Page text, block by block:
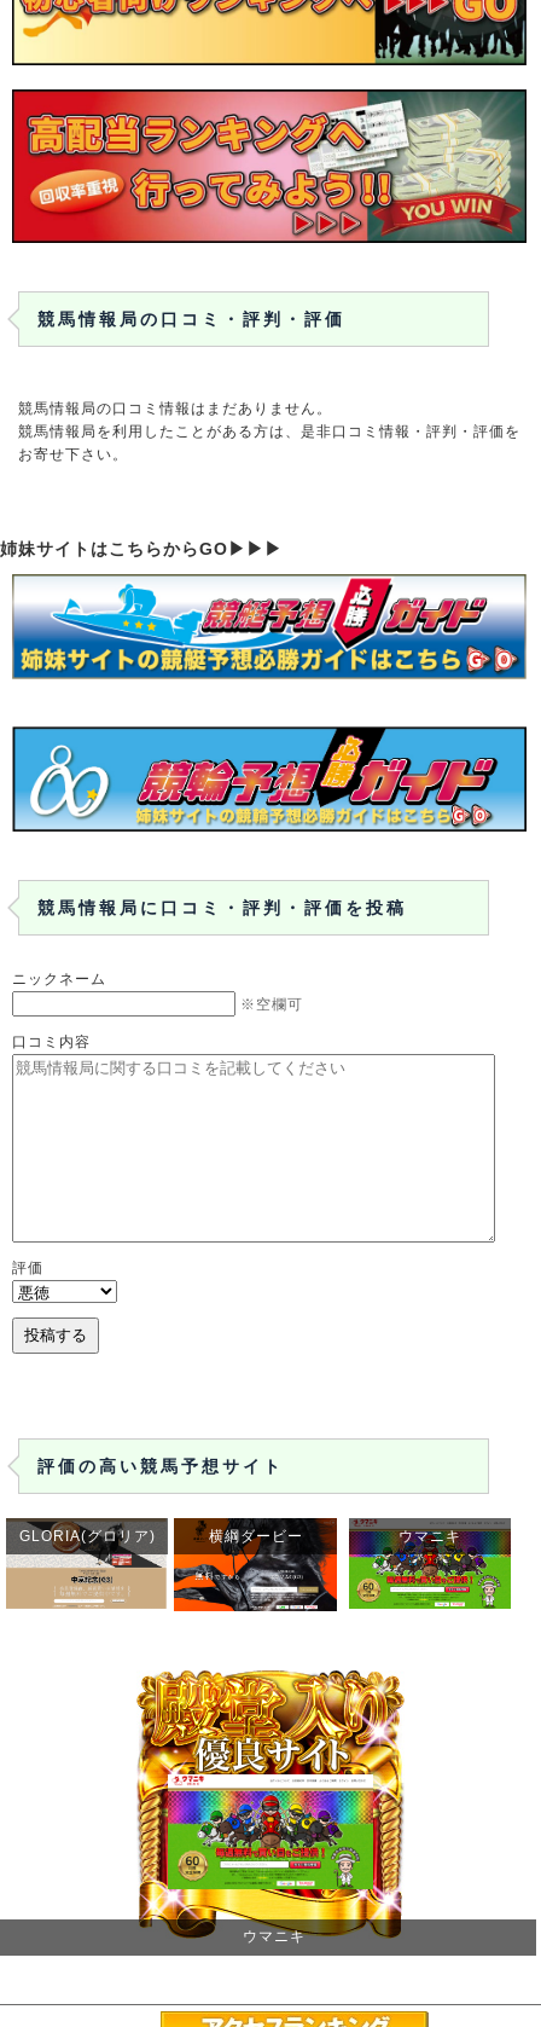
競馬情報局の口コミ・評判・評価
競馬情報局の口コミ情報はまだありません。
競馬情報局を利用したことがある方は、是非口コミ情報・評判・評価を
お寄せ下さい。
姉妹サイトはこちらからGO▶▶▶
競馬情報局に口コミ・評判・評価を投稿
ニックネーム
※空欄可
口コミ内容
評価
評価の高い競馬予想サイト
GLORIA(グロリア) 横綱ダービー ウマニキ
ウマニキ